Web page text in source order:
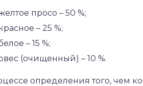
просо – 50 %;
– 25 %;
– 15 %;
(очищенный) – 10 %.
определения того, чем